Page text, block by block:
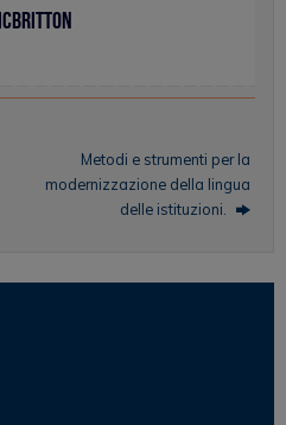
Metodi e strumenti per la
modernizzazione della lingua
delle istituzioni.